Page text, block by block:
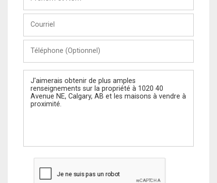
Nom
(Optionnel)
Message